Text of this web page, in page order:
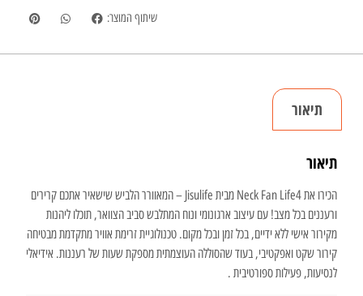
שיתוף המוצר:
תיאור
תיאור
הכירו את Neck Fan Life4 מבית Jisulife – המאוורר הלביש שישאיר אתכם קרירים
ורעננים בכל מצב! עם עיצוב ארגונומי ונוח המתלבש סביב הצוואר, תוכלו ליהנות
מקירור אישי ללא ידיים, בכל זמן ובכל מקום. טכנולוגיית זרימת אוויר מתקדמת מבטיחה
קירור שקט ואפקטיבי, בעוד שהסוללה העוצמתית מספקת שעות של רעננות. אידיאלי
לנסיעות, פעילות ספורטיבית .